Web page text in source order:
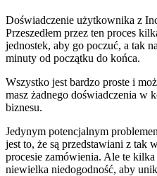
Doświadczenie użytkownika z
Przeszedłem przez ten proces
jednostek, aby go poczuć, a tak
minuty od początku do końca.
Wszystko jest bardzo proste i
masz żadnego doświadczenia w
biznesu.
Jedynym potencjalnym
jest to, że są przedstawiani z tak
procesie zamówienia. Ale te
niewielka niedogodność, aby